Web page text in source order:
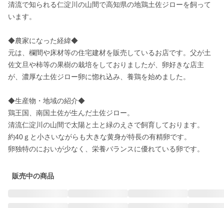
清流で知られる仁淀川の山間で高知県の地鶏土佐ジローを飼って
います。
◆農家になった経緯◆
元は、欄間や床材等の住宅建材を販売しているお店です。父が土
佐文旦や柿等の果樹の栽培をしておりましたが、卵好きな店主
が、濃厚な土佐ジロー卵に惚れ込み、養鶏を始めました。
◆生産物・地域の紹介◆
鶏王国、南国土佐が生んだ土佐ジロー。
清流仁淀川の山間で太陽と土と緑のえさで飼育しております。
約40ｇと小さいながらも大きな黄身が特長の有精卵です。
販売中の商品